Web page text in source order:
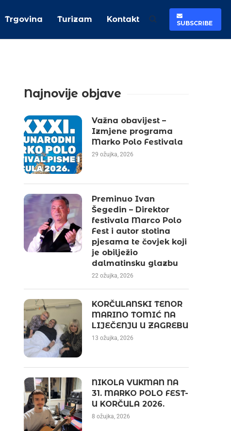
Trgovina Turizam Kontakt SUBSCRIBE
Najnovije objave
Važna obavijest –
Izmjene programa
Marko Polo Festivala
29 ožujka, 2026
Preminuo Ivan
Šegedin – Direktor
festivala Marco Polo
Fest i autor stotina
pjesama te čovjek koji
je obilježio
dalmatinsku glazbu
22 ožujka, 2026
KORČULANSKI TENOR
MARINO TOMIĆ NA
LIJEČENJU U ZAGREBU
13 ožujka, 2026
NIKOLA VUKMAN NA
31. MARKO POLO FEST-
U KORČULA 2026.
8 ožujka, 2026